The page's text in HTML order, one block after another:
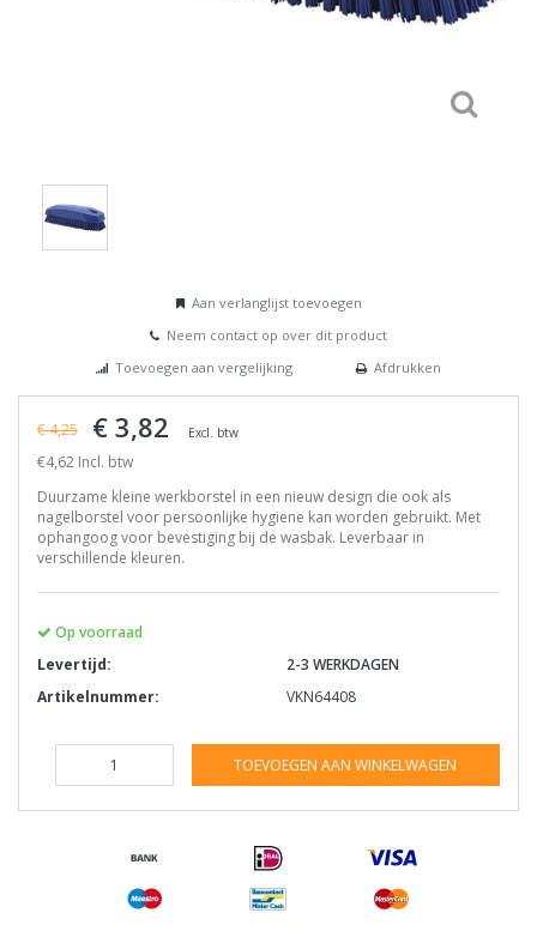
Aan verlanglijst toevoegen
Neem contact op over dit product
Toevoegen aan vergelijking
Afdrukken
€ 4,25 € 3,82 Excl. btw
€4,62 Incl. btw
Duurzame kleine werkborstel in een nieuw design die ook als
nagelborstel voor persoonlijke hygiene kan worden gebruikt. Met
ophangoog voor bevestiging bij de wasbak. Leverbaar in
verschillende kleuren.
Op voorraad
Levertijd:
2-3 WERKDAGEN
Artikelnummer:
VKN64408
TOEVOEGEN AAN WINKELWAGEN